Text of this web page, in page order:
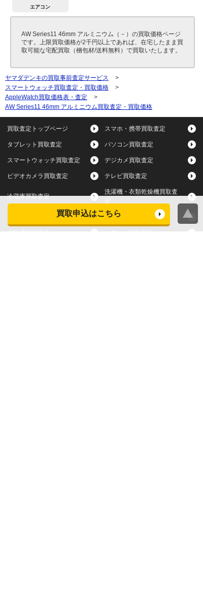
買取申込はこちら
エアコン
AW Series11 46mm アルミニウム（－）の買取価格ページ
です。上限買取価格が2千円以上であれば、在宅したまま買
取可能な宅配買取（梱包材/送料無料）で買取いたします。
ヤマダデンキの買取事前査定サービス
>
スマートウォッチ買取査定・買取価格
>
AppleWatch買取価格表・査定
>
AW Series11 46mm アルミニウム買取査定・買取価格
買取査定トップページ スマホ・携帯買取査定
タブレット買取査定 パソコン買取査定
スマートウォッチ買取査定 デジカメ買取査定
ビデオカメラ買取査定 テレビ買取査定
冷蔵庫買取査定
洗濯機・衣類乾燥機買取査
炊飯器買取査定